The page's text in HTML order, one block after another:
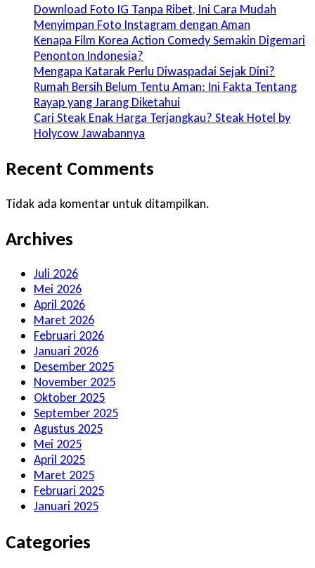
Download Foto IG Tanpa Ribet, Ini Cara Mudah
Menyimpan Foto Instagram dengan Aman
Kenapa Film Korea Action Comedy Semakin Digemari
Penonton Indonesia?
Mengapa Katarak Perlu Diwaspadai Sejak Dini?
Rumah Bersih Belum Tentu Aman: Ini Fakta Tentang
Rayap yang Jarang Diketahui
Cari Steak Enak Harga Terjangkau? Steak Hotel by
Holycow Jawabannya
Recent Comments
Tidak ada komentar untuk ditampilkan.
Archives
Juli 2026
Mei 2026
April 2026
Maret 2026
Februari 2026
Januari 2026
Desember 2025
November 2025
Oktober 2025
September 2025
Agustus 2025
Mei 2025
April 2025
Maret 2025
Februari 2025
Januari 2025
Categories